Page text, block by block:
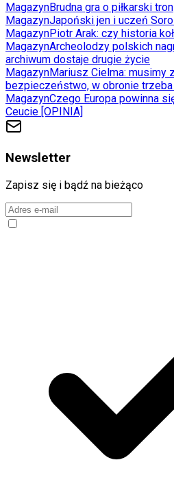
MagazynBrudna gra o piłkarski tron
MagazynJapoński jen i uczeń
MagazynPiotr Arak: czy historia
MagazynArcheolodzy polskich
archiwum dostaje drugie życie
MagazynMariusz Cielma: musimy
bezpieczeństwo, w obronie
MagazynCzego Europa powinna
Ceucie [OPINIA]
Newsletter
Zapisz się i bądź na bieżąco